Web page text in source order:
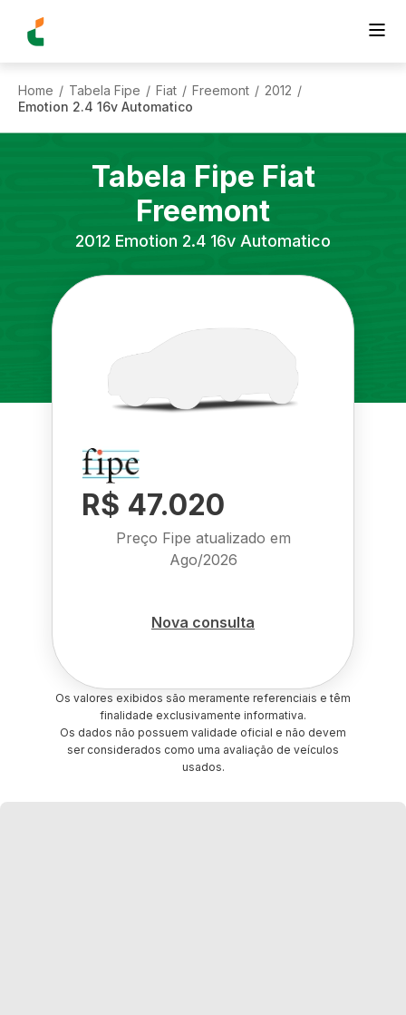
Home / Tabela Fipe / Fiat / Freemont / 2012 /
Emotion 2.4 16v Automatico
Tabela Fipe Fiat
Freemont
2012 Emotion 2.4 16v Automatico
R$ 47.020
Preço Fipe atualizado em
Ago/2026
Nova consulta
Os valores exibidos são meramente referenciais e têm
finalidade exclusivamente informativa.
Os dados não possuem validade oficial e não devem
ser considerados como uma avaliação de veículos
usados.